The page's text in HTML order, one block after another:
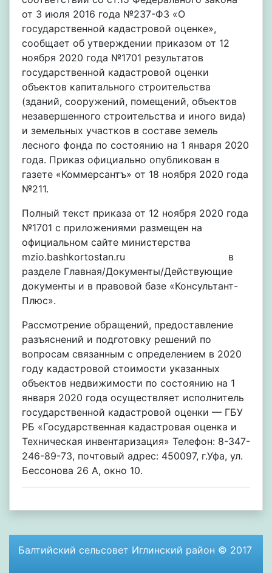
от 3 июля 2016 года №237-ФЗ «О
государственной кадастровой оценке»,
сообщает об утверждении приказом от 12
ноября 2020 года №1701 результатов
государственной кадастровой оценки
объектов капитального строительства
(зданий, сооружений, помещений, объектов
незавершенного строительства и иного вида)
и земельных участков в составе земель
лесного фонда по состоянию на 1 января 2020
года. Приказ официально опубликован в
газете «Коммерсантъ» от 18 ноября 2020 года
№211.
Полный текст приказа от 12 ноября 2020 года
№1701 с приложениями размещен на
официальном сайте министерства
mzio.bashkortostan.ru в
разделе Главная/Документы/Действующие
документы и в правовой базе «Консультант-
Плюс».
Рассмотрение обращений, предоставление
разъяснений и подготовку решений по
вопросам связанным с определением в 2020
году кадастровой стоимости указанных
объектов недвижимости по состоянию на 1
января 2020 года осуществляет исполнитель
государственной кадастровой оценки — ГБУ
РБ «Государственная кадастровая оценка и
Техническая инвентаризация» Телефон: 8-347-
246-89-73, почтовый адрес: 450097, г.Уфа, ул.
Бессонова 26 А, окно 10.
Балтийский сельсовет Иглинский район © 2017